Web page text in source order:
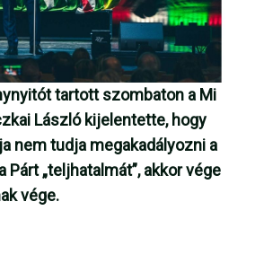
tartott szombaton a Mi
László kijelentette, hogy
nem tudja megakadályozni a
Párt „teljhatalmát”, akkor vége
vége.